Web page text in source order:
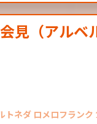
見（アル
トネダ ロメロフラン